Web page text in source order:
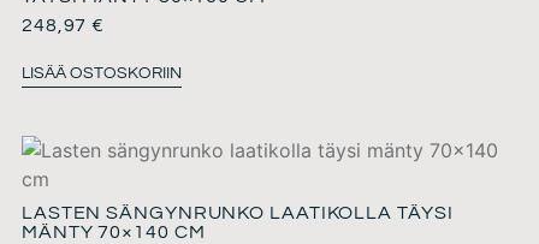
248,97€
LISÄÄ OSTOSKORIIN
LASTEN SÄNGYNRUNKO LAATIKOLLA TÄYSI
MÄNTY 70×140 CM